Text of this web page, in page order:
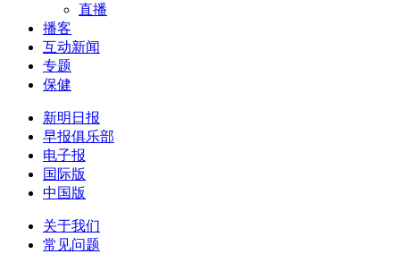
直播
播客
互动新闻
专题
保健
新明日报
早报俱乐部
电子报
国际版
中国版
关于我们
常见问题